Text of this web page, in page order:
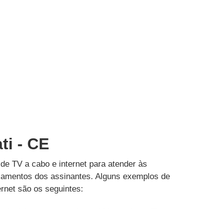
- CE
TV a cabo e internet para atender às
dos assinantes. Alguns exemplos de
são os seguintes: